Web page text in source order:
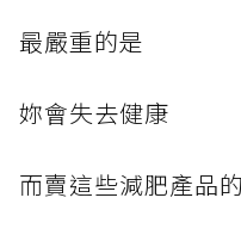
最嚴重的是
妳會失去健康
而賣這些減肥產品